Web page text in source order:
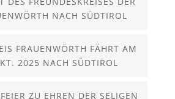
NACH SÜDTIROL
FRAUENWÖRTH FÄHRT AM
2025 NACH SÜDTIROL
ZU EHREN DER SELIGEN